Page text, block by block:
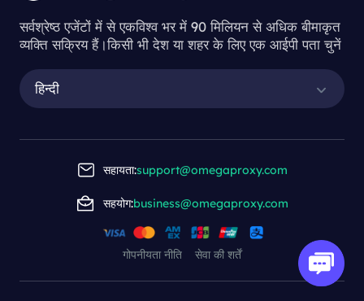
सर्वश्रेष्ठ एजेंटों में से एकविश्व भर में 90 मिलियन से अधिक बीमाकृत
व्यक्ति सक्रिय हैं।किसी भी देश या शहर के लिए एक आईपी पता चुनें
हिन्दी
सहायता:support@omegaproxy.com
सहयोग:business@omegaproxy.com
गोपनीयता नीति सेवा की शर्तें